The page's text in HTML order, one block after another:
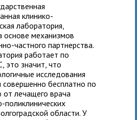
клинико-
лаборатория,
основе механизмов
частного партнерства.
работает по
это значит, что
исследования
совершенно бесплатно по
от лечащего врача
поликлинических
области. У